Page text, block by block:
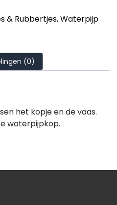
& Rubbertjes,Waterpijp
(0)
het kopje en de vaas.
waterpijpkop.